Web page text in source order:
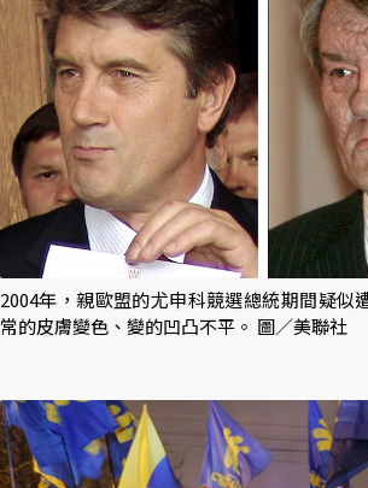
2004年，親歐盟的尤申科競選總統期間疑似
常的皮膚變色、變的凹凸不平。 圖／美聯社